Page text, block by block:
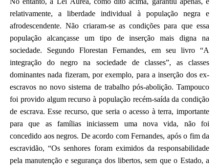
relativamente, a liberdade individual à população negra e
afrodescendente. Não criaram-se as condições para que essa
população alcançasse um tipo de inserção mais digna na
sociedade. Segundo Florestan Fernandes, em seu livro “A
integração do negro na sociedade de classes”, as classes
dominantes nada fizeram, por exemplo, para a inserção dos ex-
escravos no novo sistema de trabalho pós-abolição. Tampouco
foi provido algum recurso à população recém-saída da condição
de escrava. Esse recurso, que seria o acesso à terra, importante
para que as famílias iniciassem uma nova vida, não foi
concedido aos negros. De acordo com Fernandes, após o fim da
escravidão, “Os senhores foram eximidos da responsabilidade
pela manutenção e segurança dos libertos, sem que o Estado, a